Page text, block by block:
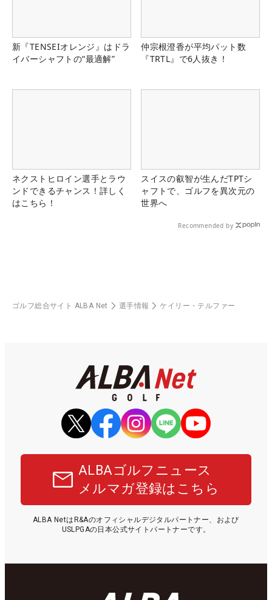
新『TENSEIオレンジ』はドラ
イバーシャフトの“最適解”
仲宗根澄香が平均パット数
『TRTL』で6人抜き！
ネクストヒロイン選手とラウ
ンドできるチャンス！詳しく
はこちら！
スイスの叡智が生んだTPTシ
ャフトで、ゴルフを異次元の
世界へ
Recommended by
ゴルフ総合サイト ALBA Net 選手情報 ケイリー・テルファー
ALBAゴルフニュース
メルマガ登録はこちら
ALBA NetはR&Aのオフィシャルデジタルパートナー、および
USLPGAの日本公式サイトパートナーです。